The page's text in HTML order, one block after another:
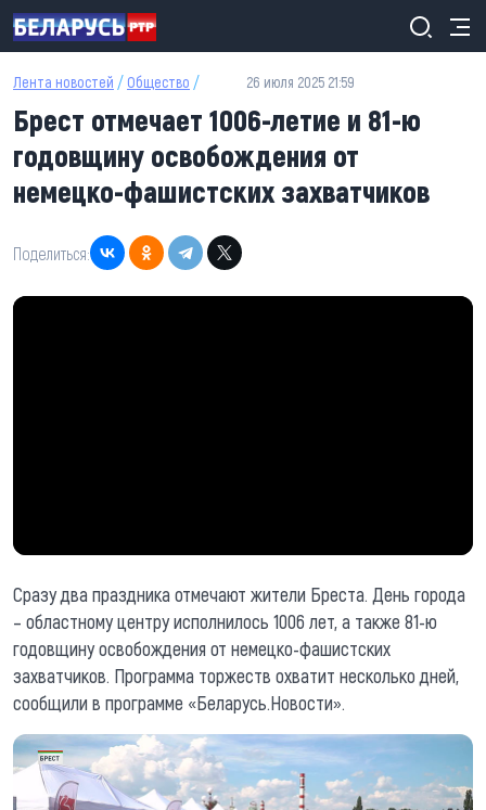
Перейти к основному содержанию
Лента новостей / Общество / 26 июля 2025 21:59
Брест отмечает 1006-летие и 81-ю
годовщину освобождения от
немецко-фашистских захватчиков
Поделиться:
Сразу два праздника отмечают жители Бреста. День города
– областному центру исполнилось 1006 лет, а также 81-ю
годовщину освобождения от немецко-фашистских
захватчиков. Программа торжеств охватит несколько дней,
сообщили в программе «Беларусь.Новости».